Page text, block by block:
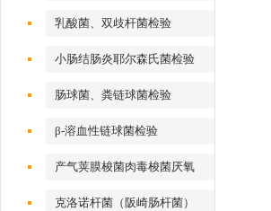
乳酸菌、双歧杆菌检验
小肠结肠炎耶尔森氏菌检验
肠球菌、粪链球菌检验
β-溶血性链球菌检验
产气荚膜梭菌肉毒梭菌厌氧
克洛诺杆菌（阪崎肠杆菌）